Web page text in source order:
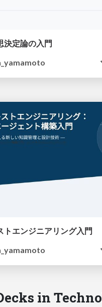
決定論の入門
トエンジニアリング入門
in